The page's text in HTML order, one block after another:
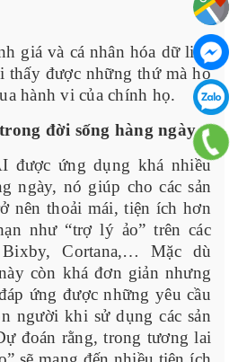
giá và cá nhân hóa dữ liệu
thấy được những thứ mà họ
hành vi của chính họ.
đời sống hàng ngày
được ứng dụng khá nhiều
ngày, nó giúp cho các sản
nên thoải mái, tiện ích hơn
như “trợ lý ảo” trên các
Cortana,… Mặc dù
còn khá đơn giản nhưng
ứng được những yêu cầu
người khi sử dụng các sản
đoán rằng, trong tương lai